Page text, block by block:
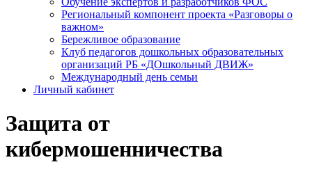
Региональный компонент проекта «Разговоры о
важном»
Бережливое образование
Клуб педагогов дошкольных образовательных
организаций РБ «ДОшкольный ДВИЖ»
Международный день семьи
Личный кабинет
Защита от
кибермошенничества